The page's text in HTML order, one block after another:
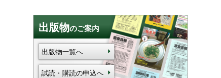
出版物のご案内
出版物一覧へ
試読・購読の申込へ